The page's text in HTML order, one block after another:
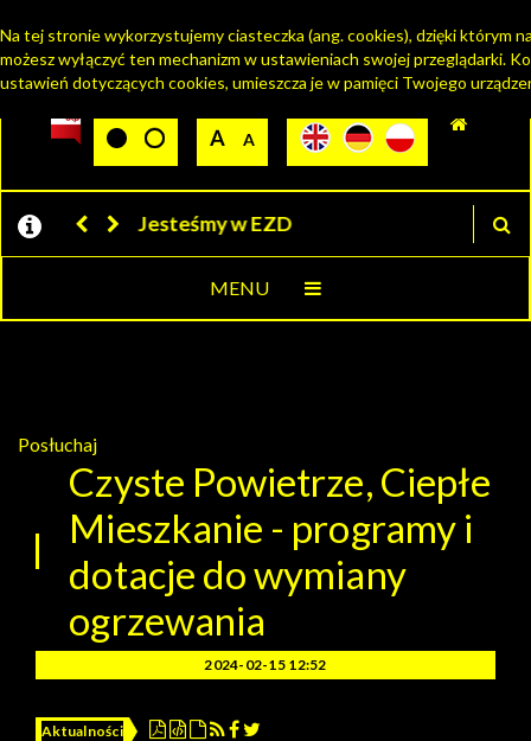
PORTAL MIESZKAŃCA
Jesteśmy w EZD
MENU
Posłuchaj
Czyste Powietrze, Ciepłe
Mieszkanie - programy i
dotacje do wymiany
ogrzewania
2024-02-15 12:52
Aktualności
Na tej stronie wykorzystujemy ciasteczka (ang. cookies), dzięki którym
możesz wyłączyć ten mechanizm w ustawieniach swojej przeglądarki.
ustawień dotyczących cookies, umieszcza je w pamięci Twojego